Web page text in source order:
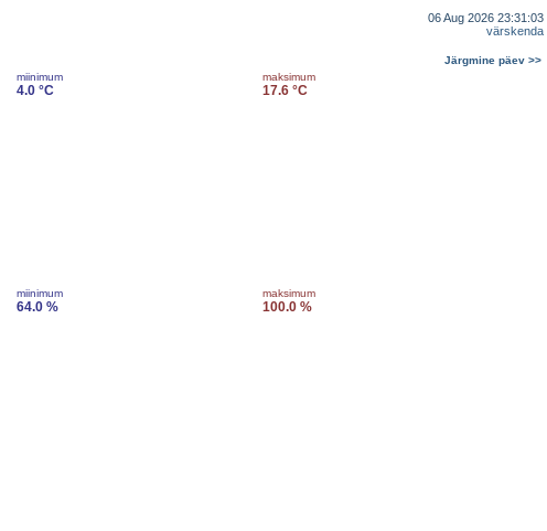
06 Aug 2026 23:31:03
värskenda
Järgmine päev >>
miinimum
4.0 °C
maksimum
17.6 °C
miinimum
64.0 %
maksimum
100.0 %